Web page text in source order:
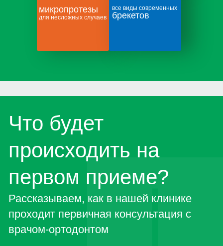
микропротезы
для несложных случаев
все виды современных
брекетов